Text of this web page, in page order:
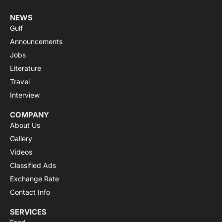
NEWS
Gulf
Announcements
Jobs
Literature
Travel
Interview
COMPANY
About Us
Gallery
Videos
Classified Ads
Exchange Rate
Contact Info
SERVICES